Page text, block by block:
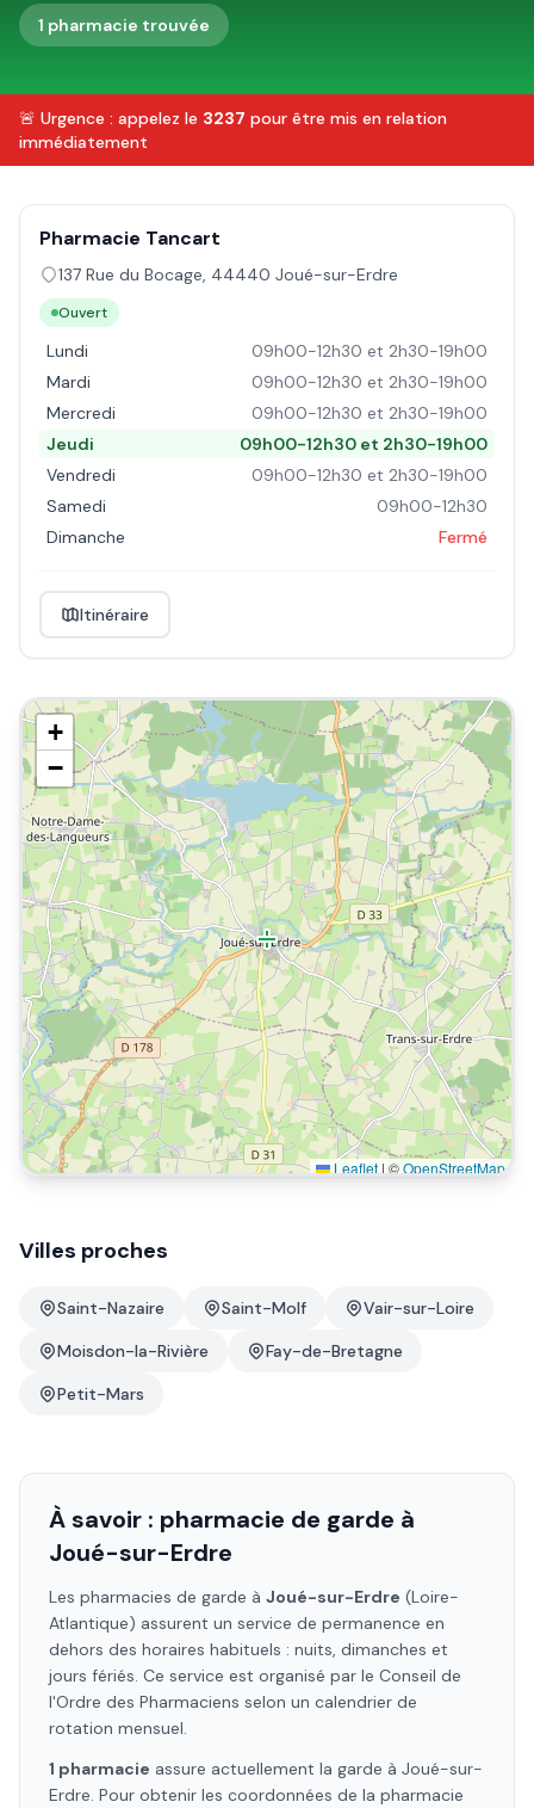
1 pharmacie trouvée
🚨 Urgence : appelez le 3237 pour être mis en relation
immédiatement
Pharmacie Tancart
137 Rue du Bocage, 44440 Joué-sur-Erdre
Ouvert
Lundi
09h00-12h30 et 2h30-19h00
Mardi
09h00-12h30 et 2h30-19h00
Mercredi
09h00-12h30 et 2h30-19h00
Jeudi
09h00-12h30 et 2h30-19h00
Vendredi
09h00-12h30 et 2h30-19h00
Samedi
09h00-12h30
Dimanche
Fermé
Itinéraire
+
−
Leaflet | ©OpenStreetMap
Villes proches
Saint-Nazaire Saint-Molf
Vair-sur-Loire
Moisdon-la-Rivière
Fay-de-Bretagne
Petit-Mars
À savoir : pharmacie de garde à
Joué-sur-Erdre
Les pharmacies de garde à Joué-sur-Erdre (Loire-
Atlantique) assurent un service de permanence en
dehors des horaires habituels : nuits, dimanches et
jours fériés. Ce service est organisé par le Conseil de
l'Ordre des Pharmaciens selon un calendrier de
rotation mensuel.
1 pharmacie assure actuellement la garde à Joué-sur-
Erdre. Pour obtenir les coordonnées de la pharmacie